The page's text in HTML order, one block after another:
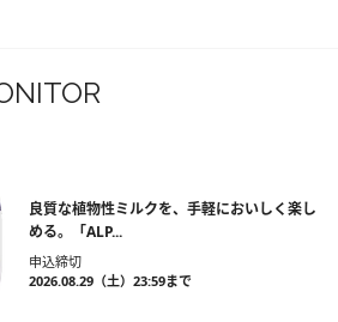
良質な植物性ミルクを、手軽においしく楽し
める。「ALP...
申込締切
2026.08.29（土）23:59まで